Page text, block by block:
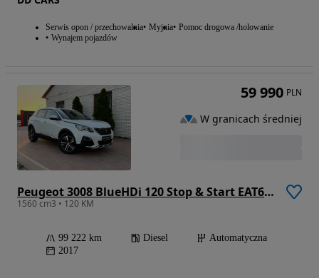
Serwis opon / przechowalnia Myjnia Pomoc drogowa /holowanie
Wynajem pojazdów
Peugeot 3008 BlueHDi 120 Stop & Start EAT6 Allure
1560 cm3 • 120 KM
99 222 km Diesel
Automatyczna
2017
59 990 PLN
W granicach średniej